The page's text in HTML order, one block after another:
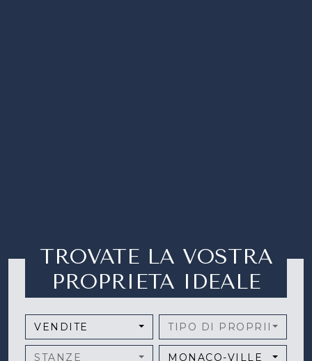
TROVATE LA VOSTRA
PROPRIETA IDEALE
VENDITE TIPO DI PROPRIETÀ
STANZE MONACO-VILLE